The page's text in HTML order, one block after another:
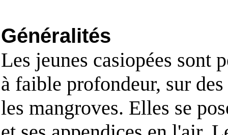
Généralités
Les jeunes casiopées sont
à faible profondeur, sur
les mangroves. Elles se